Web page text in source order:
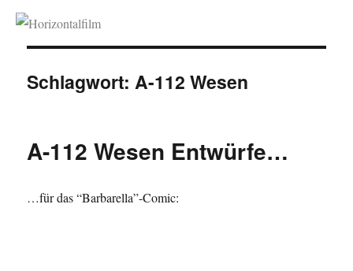
Horizontalfilm
Schlagwort:A-112 Wesen
A-112 Wesen Entwürfe…
…für das “Barbarella”-Comic: